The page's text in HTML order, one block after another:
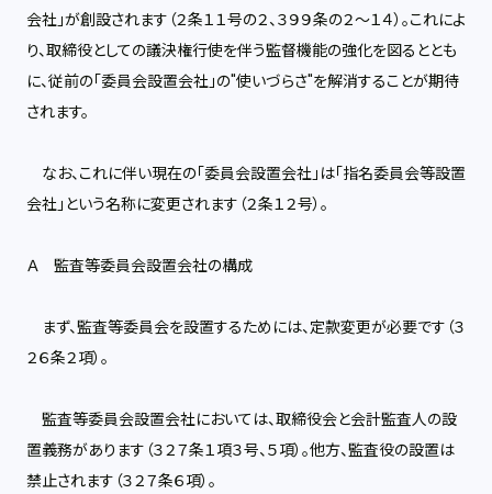
会社」が創設されます（２条１１号の２、３９９条の２～１４）。これによ
り、取締役としての議決権行使を伴う監督機能の強化を図るととも
に、従前の「委員会設置会社」の"使いづらさ"を解消することが期待
されます。
なお、これに伴い現在の「委員会設置会社」は「指名委員会等設置
会社」という名称に変更されます（２条１２号）。
Ａ 監査等委員会設置会社の構成
まず、監査等委員会を設置するためには、定款変更が必要です（３
２６条２項）。
監査等委員会設置会社においては、取締役会と会計監査人の設
置義務があります（３２７条１項３号、５項）。他方、監査役の設置は
禁止されます（３２７条６項）。